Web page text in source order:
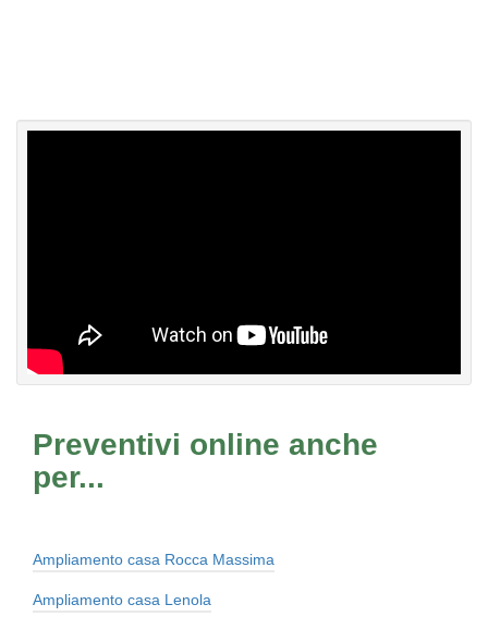
Preventivi online anche
per...
Ampliamento casa Rocca Massima
Ampliamento casa Lenola